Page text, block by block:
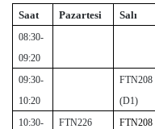
Saat
Pazartesi Salı
08:30-
09:20
09:30-
10:20
FTN208
(D1)
10:30-
FTN226
FTN208